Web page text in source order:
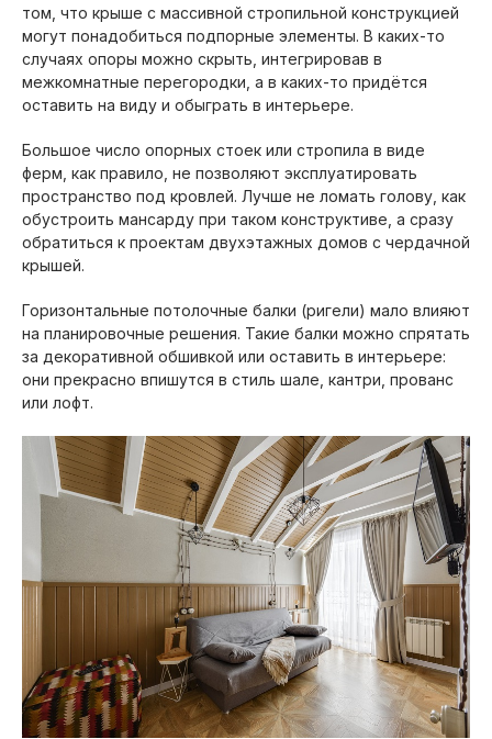
том, что крыше с массивной стропильной конструкцией
могут понадобиться подпорные элементы. В каких-то
случаях опоры можно скрыть, интегрировав в
межкомнатные перегородки, а в каких-то придётся
оставить на виду и обыграть в интерьере.
Большое число опорных стоек или стропила в виде
ферм, как правило, не позволяют эксплуатировать
пространство под кровлей. Лучше не ломать голову, как
обустроить мансарду при таком конструктиве, а сразу
обратиться к проектам двухэтажных домов с чердачной
крышей.
Горизонтальные потолочные балки (ригели) мало влияют
на планировочные решения. Такие балки можно спрятать
за декоративной обшивкой или оставить в интерьере:
они прекрасно впишутся в стиль шале, кантри, прованс
или лофт.